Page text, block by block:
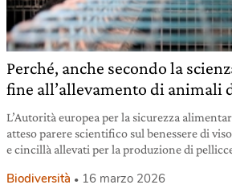
Perché, anche secondo la
fine all’allevamento di animali
L’Autorità europea per la sicurezza
atteso parere scientifico sul benessere di
e cincillà allevati per la produzione di
Biodiversità 16 marzo 2026